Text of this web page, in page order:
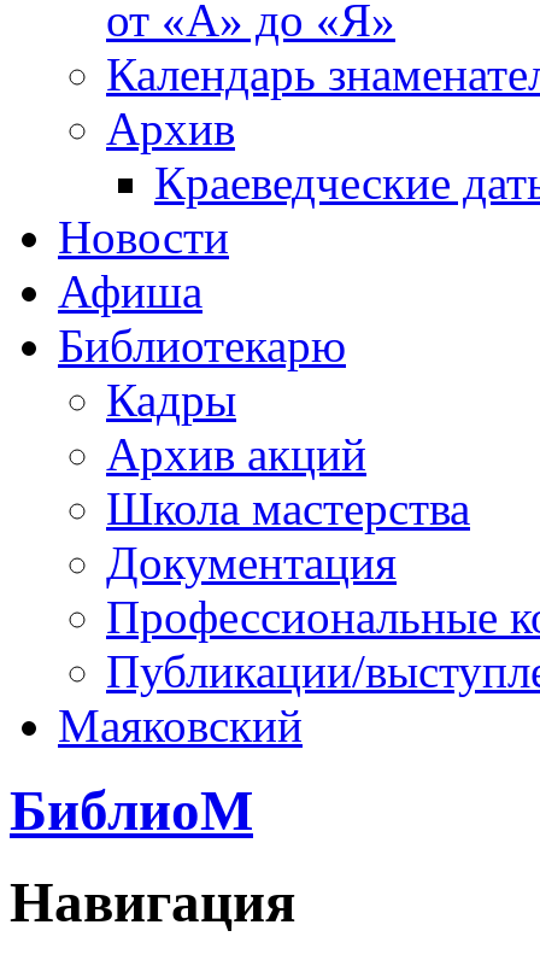
от «А» до «Я»
Календарь
Архив
Краеведческие
Новости
Афиша
Библиотекарю
Кадры
Архив акций
Школа мастерства
Документация
Профессиональные
Публикации/
Маяковский
БиблиоМ
Навигация